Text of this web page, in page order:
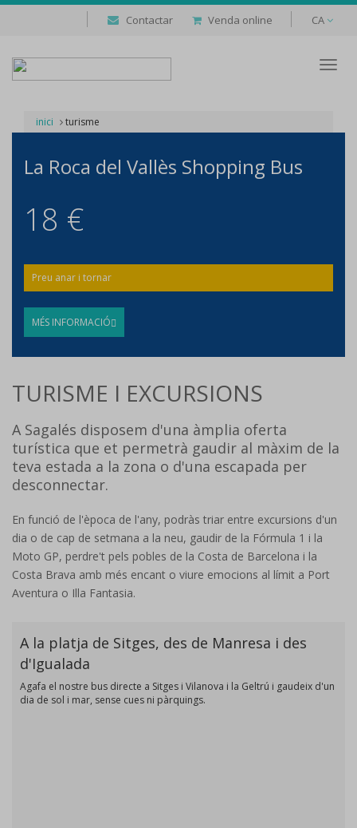
Contactar Venda online CA
inici turisme
La Roca del Vallès Shopping Bus
18 €
Preu anar i tornar
MÉS INFORMACIÓ
TURISME I EXCURSIONS
A Sagalés disposem d'una àmplia oferta
turística que et permetrà gaudir al màxim de la
teva estada a la zona o d'una escapada per
desconnectar.
En funció de l'època de l'any, podràs triar entre excursions d'un
dia o de cap de setmana a la neu, gaudir de la Fórmula 1 i la
Moto GP, perdre't pels pobles de la Costa de Barcelona i la
Costa Brava amb més encant o viure emocions al límit a Port
Aventura o Illa Fantasia.
A la platja de Sitges, des de Manresa i des
d'Igualada
Agafa el nostre bus directe a Sitges i Vilanova i la Geltrú i gaudeix d'un
dia de sol i mar, sense cues ni pàrquings.